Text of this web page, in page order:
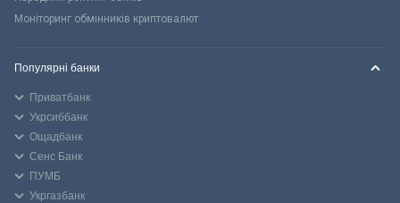
Моніторинг обмінників криптовалют
Популярні банки
Приватбанк
Укрсиббанк
Ощадбанк
Сенс Банк
ПУМБ
Укргазбанк